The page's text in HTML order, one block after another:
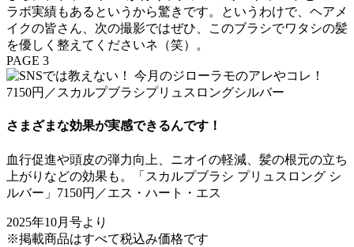
ラボ実績もあるというから驚きです。というわけで、ヘアメ
イクの皆さん、次の撮影ではぜひ、このブラシでワタシの髪
を優しく整えてくださいネ（笑）。
PAGE 3
さまざまな効果が実感できるんです！
血行促進や頭皮の弾力向上、ニオイの軽減、髪の根元の立ち
上がりなどの効果も。「スカルプブラシ プリュスロング シ
ルバー」7150円／エス・ハート・エス
2025年10月号より
※掲載商品はすべて税込み価格です